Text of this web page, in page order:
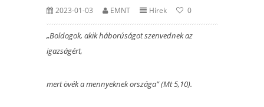
2023-01-03 EMNT Hírek 0
„Boldogok, akik háborúságot szenvednek az
igazságért,
mert övék a mennyeknek országa” (Mt 5,10).